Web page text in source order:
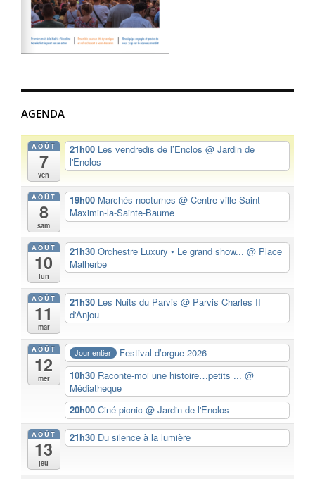
AGENDA
AOÛT
7
ven
21h00 Les vendredis de l’Enclos @ Jardin de
l'Enclos
AOÛT
8
sam
19h00 Marchés nocturnes @ Centre-ville Saint-
Maximin-la-Sainte-Baume
AOÛT
10
lun
21h30 Orchestre Luxury • Le grand show... @ Place
Malherbe
AOÛT
11
mar
21h30 Les Nuits du Parvis @ Parvis Charles II
d'Anjou
AOÛT
12
mer
Jour entier
Festival d’orgue 2026
10h30 Raconte-moi une histoire…petits ... @
Médiatheque
20h00 Ciné picnic @ Jardin de l'Enclos
AOÛT
13
jeu
21h30 Du silence à la lumière